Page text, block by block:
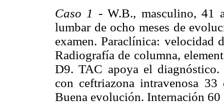
Caso 1 -W.B., masculino, 41
lumbar de ocho meses de
examen. Paraclínica: velocidad
Radiografía de columna,
D9. TAC apoya el
con ceftriazona intravenosa
Buena evolución. Internación 60